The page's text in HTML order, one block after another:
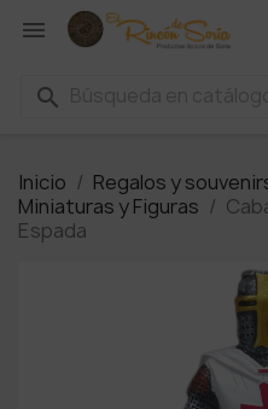

search
Inicio Regalos y
Miniaturas y Figuras
Espada